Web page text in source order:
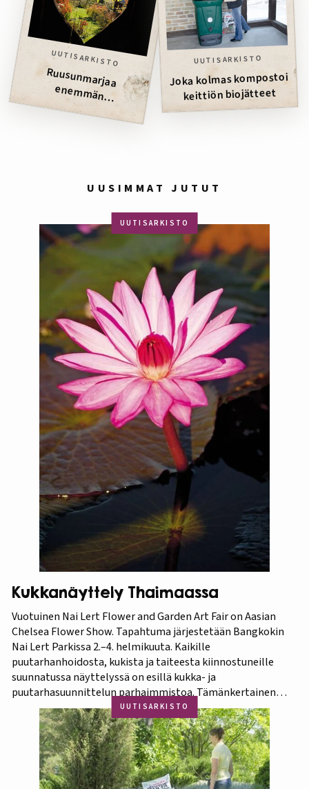
UUTISARKISTO
Ruusunm
arjaa
enem
m
än
hyötykäyttöön
UUTISARKISTO
Joka kolmas kompostoi
keittiön biojätteet
UUSIMMAT JUTUT
UUTISARKISTO
Kukkanäyttely Thaimaassa
Vuotuinen Nai Lert Flower and Garden Art Fair on Aasian
Chelsea Flower Show. Tapahtuma järjestetään Bangkokin
Nai Lert Parkissa 2.–4. helmikuuta. Kaikille
puutarhanhoidosta, kukista ja taiteesta kiinnostuneille
suunnatussa näyttelyssä on esillä kukka- ja
puutarhasuunnittelun parhaimmistoa. Tämänkertainen
tapahtuma on osa Amazing Thailand -teemavuotta, joka
pyrkii piristämään Thaimaan matkailua entisestään.
Thaimaa tunnetaan erittäin runsaasta ja monipuolisesta
kasvistostaan,…
UUTISARKISTO